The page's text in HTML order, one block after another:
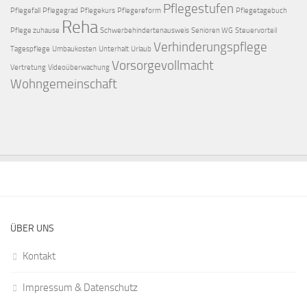
Pflegefall Pflegegrad Pflegekurs Pflegereform Pflegestufen Pflegetagebuch
Pflege zuhause Reha Schwerbehindertenausweis Senioren WG Steuervorteil
Tagespflege Umbaukosten Unterhalt Urlaub Verhinderungspflege
Vertretung Videoüberwachung Vorsorgevollmacht
Wohngemeinschaft
ÜBER UNS
Kontakt
Impressum & Datenschutz